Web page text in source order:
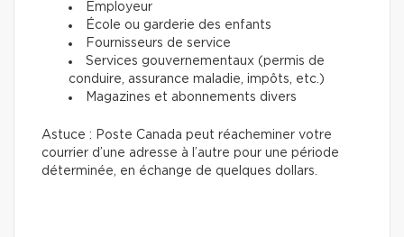
Employeur
École ou garderie des enfants
Fournisseurs de service
Services gouvernementaux (permis de
conduire, assurance maladie, impôts, etc.)
Magazines et abonnements divers
Astuce : Poste Canada peut réacheminer votre
courrier d’une adresse à l’autre pour une période
déterminée, en échange de quelques dollars.